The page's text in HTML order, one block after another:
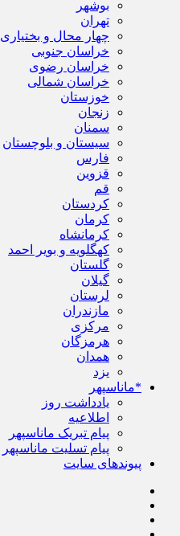
بوشهر
تهران
چهار محال و بختیاری
خراسان جنوبی
خراسان رضوی
خراسان شمالی
خوزستان
زنجان
سمنان
سیستان و بلوچستان
فارس
قزوین
قم
کردستان
کرمان
کرمانشاه
کهگلویه و بویر احمد
گلستان
گیلان
لرستان
مازندران
مرکزی
هرمزگان
همدان
یزد
*ماناسپهر
یادداشت روز
اطلاعیه
پیام تبریک ماناسپهر
پیام تسلیت ماناسپهر
پیوندهای سایت